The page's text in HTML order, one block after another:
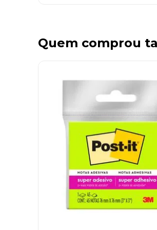
Quem comprou